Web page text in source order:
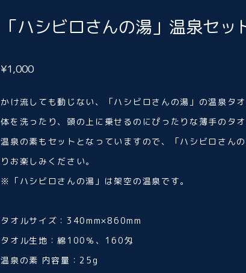
「ハシビロさんの湯」温泉セッ
¥1,000
かけ流しても動じない、「ハシビロさんの湯」の温泉タオ
体を洗ったり、頭の上に乗せるのにぴったりな薄手のタオ
温泉の素もセットとなっていますので、「ハシビロさん
りお楽しみください。
※「ハシビロさんの湯」は架空の温泉です。
タオルサイズ：340mm×860mm
タオル生地：綿100％、160匁
温泉の素 内容量：25g